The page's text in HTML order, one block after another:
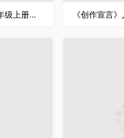
《敬业与乐业》人教版九年级上册语文PPT课件